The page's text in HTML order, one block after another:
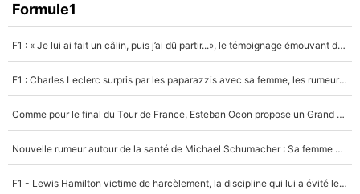
Formule1
F1 : « Je lui ai fait un câlin, puis j’ai dû partir...», le témoignage émouvant de Max Verstappen sur sa fille
F1 : Charles Leclerc surpris par les paparazzis avec sa femme, les rumeurs étaient vraies !
Comme pour le final du Tour de France, Esteban Ocon propose un Grand Prix de Formule 1 à Paris : «Autour de l’Arc de Triomphe, ce serait génial» !
Nouvelle rumeur autour de la santé de Michael Schumacher : Sa femme Corinna sort du silence
F1 - Lewis Hamilton victime de harcèlement, la discipline qui lui a évité le pire : «J'aurais probablement mal tourné»